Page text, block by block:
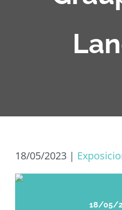
18/05/2023 |
18/05/